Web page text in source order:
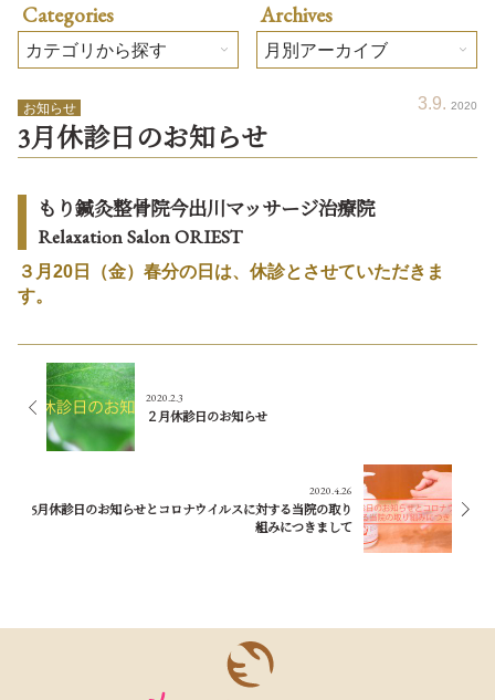
Categories Archives
3 9 2020
お知らせ
3月休診日のお知らせ
もり鍼灸整骨院今出川マッサージ治療院
Relaxation Salon ORIEST
３月20日（金）春分の日は、休診とさせていただきま
す。
2020.2.3
２月休診日のお知らせ
2020.4.26
5月休診日のお知らせとコロナウイルスに対する当院の取り
組みにつきまして